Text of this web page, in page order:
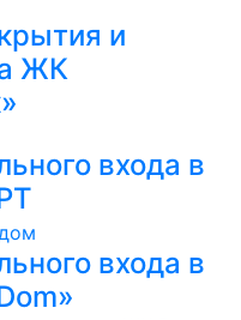
и
ЖК
входа в
входа в